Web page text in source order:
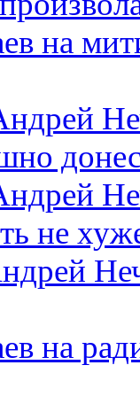
на
не
на